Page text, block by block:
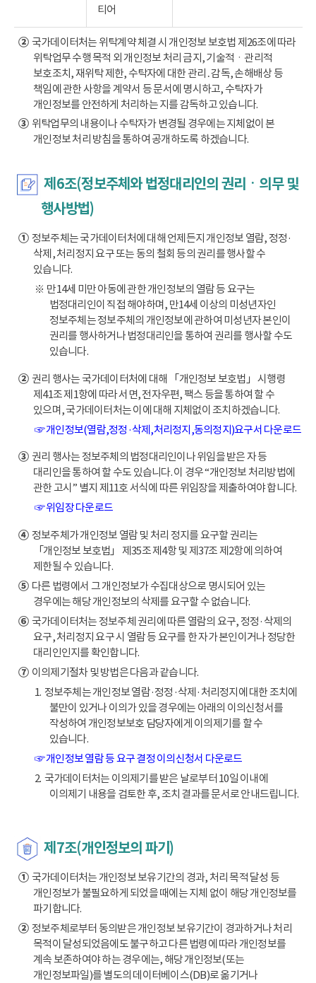
티어
②국가데이터처는 위탁계약 체결 시 개인정보 보호법 제26조에 따라
위탁업무 수행 목적 외 개인정보 처리 금지, 기술적ㆍ관리적
보호조치, 재위탁 제한, 수탁자에 대한 관리․감독, 손해배상 등
책임에 관한 사항을 계약서 등 문서에 명시하고, 수탁자가
개인정보를 안전하게 처리하는 지를 감독하고 있습니다.
③위탁업무의 내용이나 수탁자가 변경될 경우에는 지체없이 본
개인정보 처리 방침을 통하여 공개하도록 하겠습니다.
제6조(정보주체와 법정대리인의 권리ㆍ의무 및
행사방법)
①정보주체는 국가데이터처에 대해 언제든지 개인정보 열람, 정정·
삭제, 처리정지 요구 또는 동의 철회 등의 권리를 행사할 수
있습니다.
※ 만14세 미만 아동에 관한 개인정보의 열람 등 요구는
법정대리인이 직접 해야하며, 만14세 이상의 미성년자인
정보주체는 정보주체의 개인정보에 관하여 미성년자 본인이
권리를 행사하거나 법정대리인을 통하여 권리를 행사할 수도
있습니다.
②권리 행사는 국가데이터처에 대해 「개인정보 보호법」 시행령
제41조 제1항에 따라 서면, 전자우편, 팩스 등을 통하여 할 수
있으며, 국가데이터처는 이에 대해 지체없이 조치하겠습니다.
☞ 개인정보(열람,정정·삭제,처리정지,동의정지)요구서 다운로드
③권리 행사는 정보주체의 법정대리인이나 위임을 받은 자 등
대리인을 통하여 할 수도 있습니다. 이 경우 “개인정보 처리방법에
관한 고시” 별지 제11호 서식에 따른 위임장을 제출하여야 합니다.
☞ 위임장 다운로드
④정보주체가 개인정보 열람 및 처리 정지를 요구할 권리는
「개인정보 보호법」 제35조 제4항 및 제37조 제2항에 의하여
제한될 수 있습니다.
⑤다른 법령에서 그 개인정보가 수집대상으로 명시되어 있는
경우에는 해당 개인정보의 삭제를 요구할 수 없습니다.
⑥국가데이터처는 정보주체 권리에 따른 열람의 요구, 정정·삭제의
요구, 처리정지 요구 시 열람 등 요구를 한 자가 본인이거나 정당한
대리인인지를 확인합니다.
⑦이의제기절차 및 방법은 다음과 같습니다.
1. 정보주체는 개인정보 열람·정정·삭제·처리정지에 대한 조치에
불만이 있거나 이의가 있을 경우에는 아래의 이의신청서를
작성하여 개인정보보호 담당자에게 이의제기를 할 수
있습니다.
☞ 개인정보 열람 등 요구 결정 이의신청서 다운로드
2. 국가데이터처는 이의제기를 받은 날로부터 10일 이내에
이의제기 내용을 검토한 후, 조치 결과를 문서로 안내드립니다.
제7조(개인정보의 파기)
①국가데이터처는 개인정보 보유기간의 경과, 처리 목적 달성 등
개인정보가 불필요하게 되었을 때에는 지체 없이 해당 개인정보를
파기합니다.
②정보주체로부터 동의받은 개인정보 보유기간이 경과하거나 처리
목적이 달성되었음에도 불구하고 다른 법령에 따라 개인정보를
계속 보존하여야 하는 경우에는, 해당 개인정보(또는
개인정보파일)를 별도의 데이터베이스(DB)로 옮기거나